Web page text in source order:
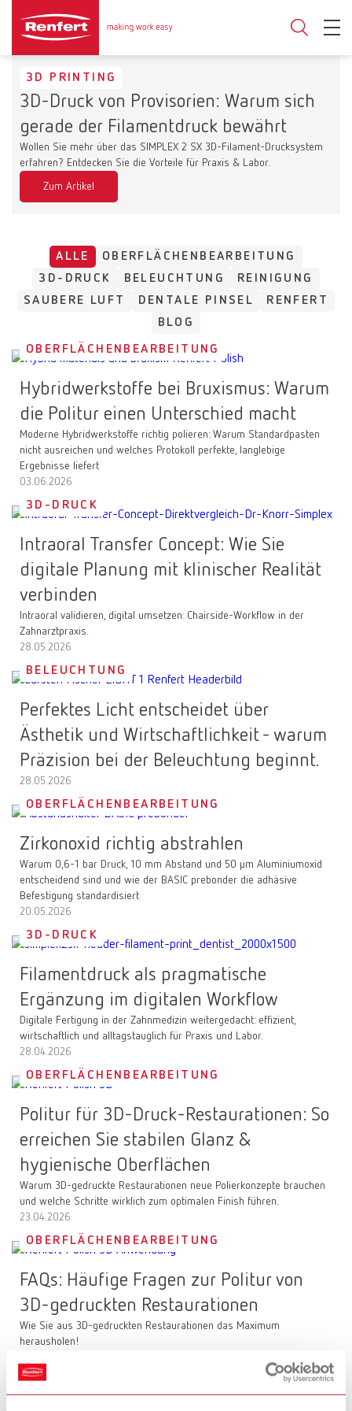
3D PRINTING
3D-Druck von Provisorien: Warum sich
gerade der Filamentdruck bewährt
Wollen Sie mehr über das SIMPLEX 2 SX 3D-Filament-Drucksystem
erfahren? Entdecken Sie die Vorteile für Praxis & Labor.
Zum Artikel
ALLE
OBERFLÄCHENBEARBEITUNG
3D-DRUCK
BELEUCHTUNG
REINIGUNG
SAUBERE LUFT
DENTALE PINSEL
RENFERT
BLOG
OBERFLÄCHENBEARBEITUNG
Hybridwerkstoffe bei Bruxismus: Warum
die Politur einen Unterschied macht
Moderne Hybridwerkstoffe richtig polieren: Warum Standardpasten
nicht ausreichen und welches Protokoll perfekte, langlebige
Ergebnisse liefert
03.06.2026
3D-DRUCK
Intraoral Transfer Concept: Wie Sie
digitale Planung mit klinischer Realität
verbinden
Intraoral validieren, digital umsetzen: Chairside-Workflow in der
Zahnarztpraxis.
28.05.2026
BELEUCHTUNG
Perfektes Licht entscheidet über
Ästhetik und Wirtschaftlichkeit - warum
Präzision bei der Beleuchtung beginnt.
28.05.2026
OBERFLÄCHENBEARBEITUNG
Zirkonoxid richtig abstrahlen
Warum 0,6-1 bar Druck, 10 mm Abstand und 50 µm Aluminiumoxid
entscheidend sind und wie der BASIC prebonder die adhäsive
Befestigung standardisiert
20.05.2026
3D-DRUCK
Filamentdruck als pragmatische
Ergänzung im digitalen Workflow
Digitale Fertigung in der Zahnmedizin weitergedacht: effizient,
wirtschaftlich und alltagstauglich für Praxis und Labor.
28.04.2026
OBERFLÄCHENBEARBEITUNG
Politur für 3D-Druck-Restaurationen: So
erreichen Sie stabilen Glanz &
hygienische Oberflächen
Warum 3D-gedruckte Restaurationen neue Polierkonzepte brauchen
und welche Schritte wirklich zum optimalen Finish führen.
23.04.2026
OBERFLÄCHENBEARBEITUNG
FAQs: Häufige Fragen zur Politur von
3D-gedruckten Restaurationen
Wie Sie aus 3D-gedruckten Restaurationen das Maximum
herausholen!
REINIGUNG